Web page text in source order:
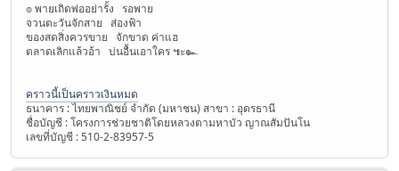
๏ พายเถิดพ่ออย่ารั้ง รอพาย
จวนตะวันจักสาย ส่องฟ้า
ของสดสิ่งควรขาย จักขาด ค่าแฮ
ตลาดเลิกแล้วอ้า บ่นอื้นเอาใคร ๚ะ๛
คราวนี้เป็นคราวเงินหมด
ธนาคาร : ไทยพาณิชย์ จำกัด (มหาชน) สาขา : อุดรธานี
ชื่อบัญชี : โครงการช่วยชาติโดยหลวงตามหาบัว ญาณสัมปันโน
เลขที่บัญชี : 510-2-83957-5